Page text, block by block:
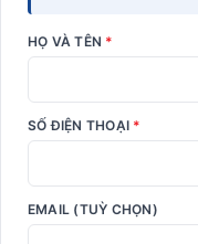
HỌ VÀ TÊN *
SỐ ĐIỆN THOẠI *
EMAIL (TUỲ CHỌN)